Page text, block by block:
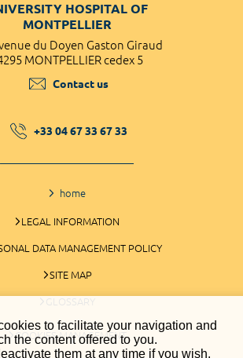
to facilitate your navigation and
the content offered to you.
them at any time if you wish.
HOSPITAL OF
MONTPELLIER
du Doyen Gaston Giraud
MONTPELLIER cedex 5
Contact us
+33 04 67 33 67 33
home
LEGAL INFORMATION
DATA MANAGEMENT POLICY
SITE MAP
GLOSSARY
COOKIES MANAGEMENT